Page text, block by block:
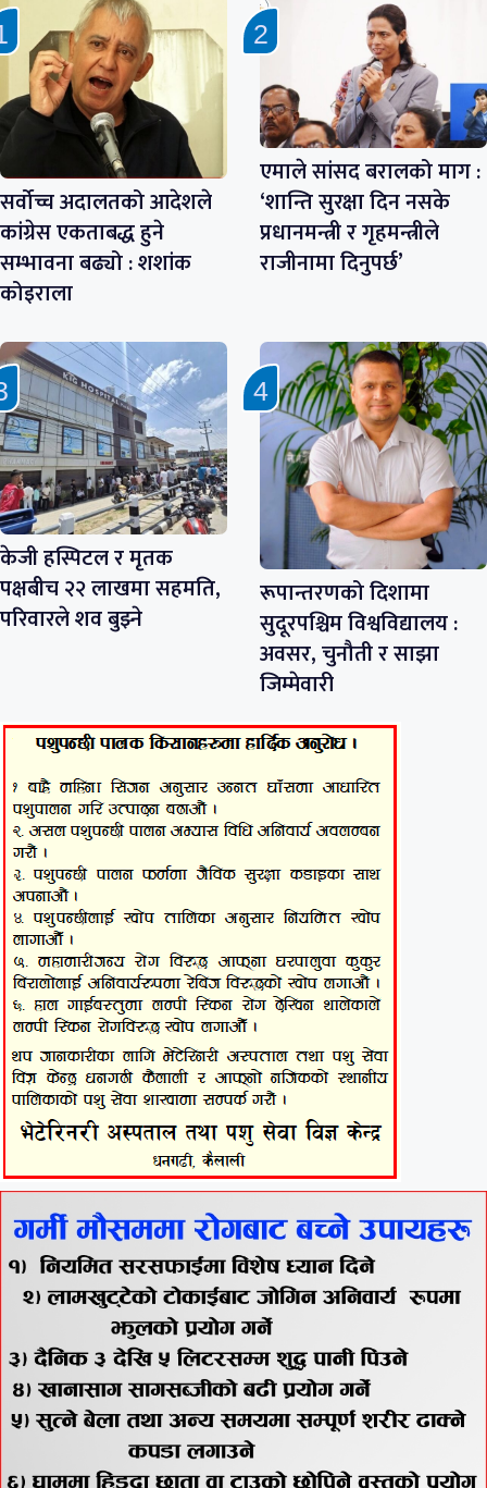
सर्वोच्च अदालतको आदेशले
कांग्रेस एकताबद्ध हुने
सम्भावना बढ्यो : शशांक
कोइराला
एमाले सांसद बरालको माग :
‘शान्ति सुरक्षा दिन नसके
प्रधानमन्त्री र गृहमन्त्रीले
राजीनामा दिनुपर्छ’
केजी हस्पिटल र मृतक
पक्षबीच २२ लाखमा सहमति,
परिवारले शव बुझ्ने
रूपान्तरणको दिशामा
सुदूरपश्चिम विश्वविद्यालय :
अवसर, चुनौती र साझा
जिम्मेवारी